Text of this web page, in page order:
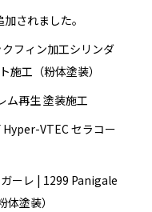
されました。
フィン加工シリンダ
施工（粉体塗装）
ム再生 塗装施工
Hyper-VTEC セラコー
ーレ | 1299 Panigale
塗装）